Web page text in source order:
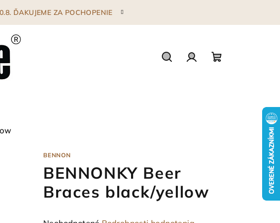
ĎAKUJEME ZA POCHOPENIE
BENNON
BENNONKY Beer
Braces black/yellow